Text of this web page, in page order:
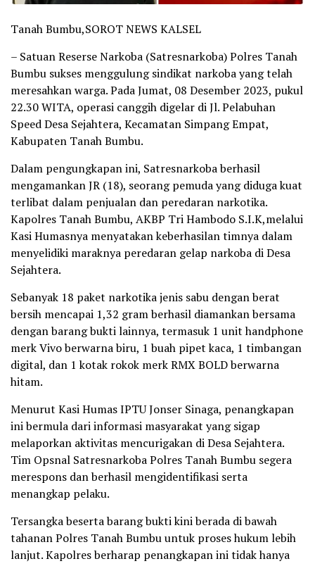
Tanah Bumbu,SOROT NEWS KALSEL
– Satuan Reserse Narkoba (Satresnarkoba) Polres Tanah
Bumbu sukses menggulung sindikat narkoba yang telah
meresahkan warga. Pada Jumat, 08 Desember 2023, pukul
22.30 WITA, operasi canggih digelar di Jl. Pelabuhan
Speed Desa Sejahtera, Kecamatan Simpang Empat,
Kabupaten Tanah Bumbu.
Dalam pengungkapan ini, Satresnarkoba berhasil
mengamankan JR (18), seorang pemuda yang diduga kuat
terlibat dalam penjualan dan peredaran narkotika.
Kapolres Tanah Bumbu, AKBP Tri Hambodo S.I.K,melalui
Kasi Humasnya menyatakan keberhasilan timnya dalam
menyelidiki maraknya peredaran gelap narkoba di Desa
Sejahtera.
Sebanyak 18 paket narkotika jenis sabu dengan berat
bersih mencapai 1,32 gram berhasil diamankan bersama
dengan barang bukti lainnya, termasuk 1 unit handphone
merk Vivo berwarna biru, 1 buah pipet kaca, 1 timbangan
digital, dan 1 kotak rokok merk RMX BOLD berwarna
hitam.
Menurut Kasi Humas IPTU Jonser Sinaga, penangkapan
ini bermula dari informasi masyarakat yang sigap
melaporkan aktivitas mencurigakan di Desa Sejahtera.
Tim Opsnal Satresnarkoba Polres Tanah Bumbu segera
merespons dan berhasil mengidentifikasi serta
menangkap pelaku.
Tersangka beserta barang bukti kini berada di bawah
tahanan Polres Tanah Bumbu untuk proses hukum lebih
lanjut. Kapolres berharap penangkapan ini tidak hanya